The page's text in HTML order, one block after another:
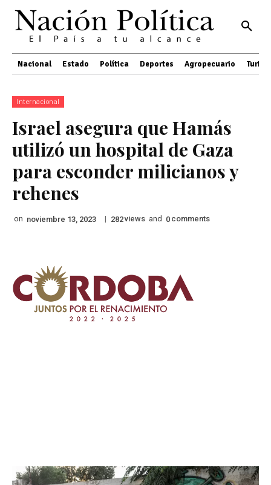
Nacional Estado Política Deportes Agropecuario
Internacional
Israel asegura que Hamás
utilizó un hospital de Gaza
para esconder milicianos y
rehenes
on noviembre 13, 2023 | 282views and 0 comments